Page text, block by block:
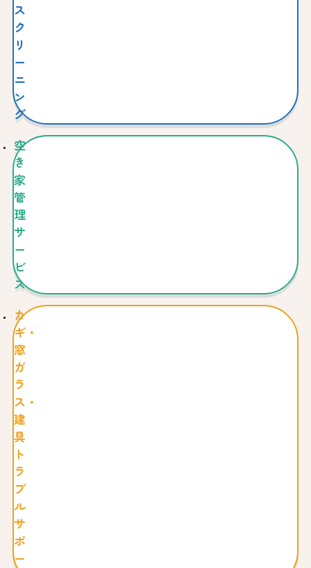
ス
ク
リ
ー
ニ
ン
グ
空
き
家
管
理
サ
ー
ビ
ス
カ
ギ・
窓
ガ
ラ
ス・
建
具
ト
ラ
ブ
ル
サ
ポ
ー